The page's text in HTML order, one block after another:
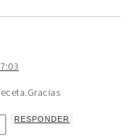
RESPONDER